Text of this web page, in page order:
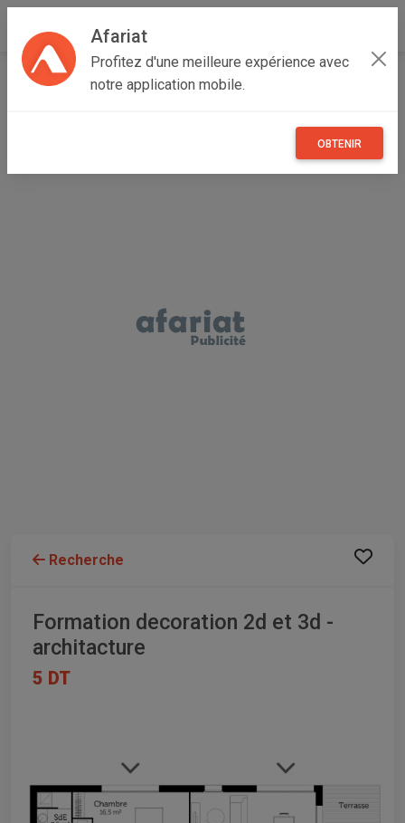
Afariat
Profitez d'une meilleure expérience avec
notre application mobile.
OBTENIR
Accueil Immobilier Grand Centre
Recherche
Formation decoration 2d et 3d -
architacture
5 DT